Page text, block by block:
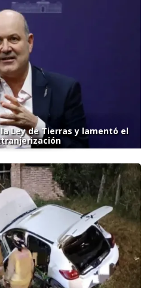
Ley de Tierras y lamentó el